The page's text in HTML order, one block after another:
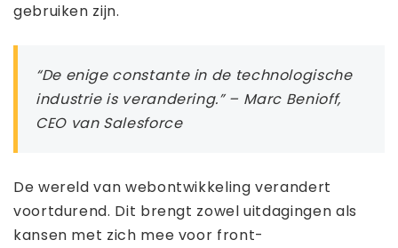
gebruiken zijn.
“De enige constante in de technologische
industrie is verandering.” – Marc Benioff,
CEO van Salesforce
De wereld van webontwikkeling verandert
voortdurend. Dit brengt zowel uitdagingen als
kansen met zich mee voor front-